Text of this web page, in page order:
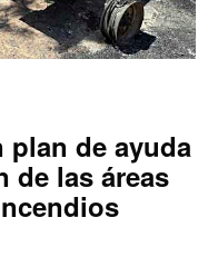
plan de ayuda
de las áreas